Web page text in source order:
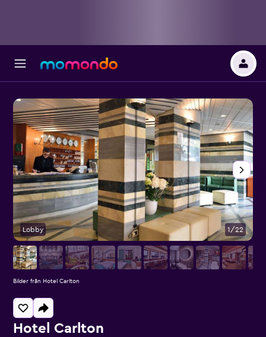
Hotel Carlton
Lobby 1/22
Bilder från Hotel Carlton